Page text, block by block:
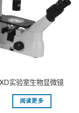
XD实验室生物显微镜
阅读更多